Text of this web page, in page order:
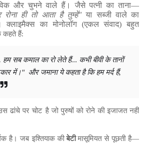
और चुभने वाले हैं। जैसे पत्नी का ताना—
रोना ही तो आता है तुम्हें" या सब्जी वाले का
क्लाइमैक्स का मोनोलॉग (एकल संवाद) बहुत
कहते हैं:
हम सब कमाल का रो लेते हैं... कभी बीवी के तानों
में।" और जमाना ये कहता है कि हम मर्द हैं,
ढांचे पर चोट है जो पुरुषों को रोने की इजाजत नहीं
है। जब इश्तियाक की बेटी मासूमियत से पूछती है—